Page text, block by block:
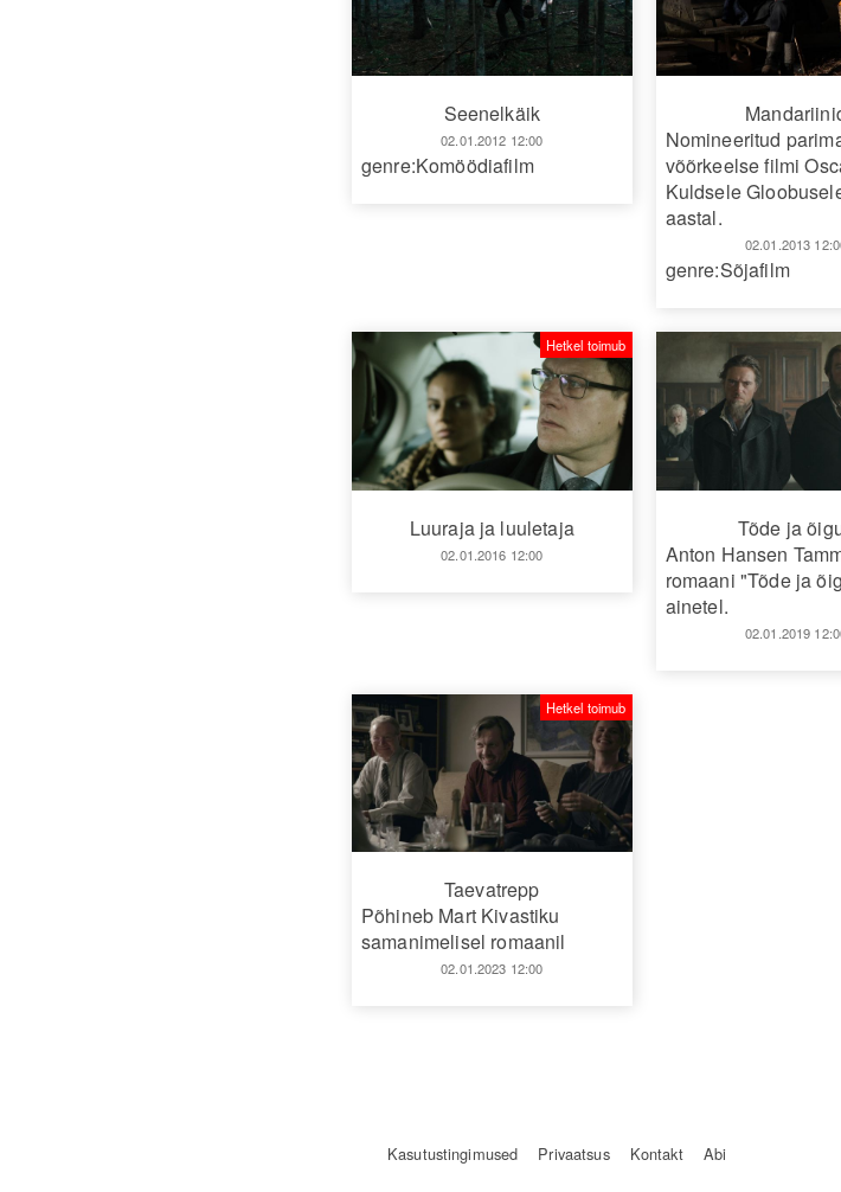
Seenelkäik
02.01.2012 12:00
genre:Komöödiafilm
Nomineeritud
võõrkeelse filmi
Kuldsele
aastal.
02.01.2013
genre:Sõjafilm
Luuraja ja luuletaja
02.01.2016 12:00
Hetkel toimub
Tõde ja
Anton Hansen
romaani "Tõde ja
ainetel.
02.01.2019
Taevatrepp
Põhineb Mart Kivastiku
samanimelisel romaanil
02.01.2023 12:00
Hetkel toimub
Kasutustingimused Privaatsus Kontakt Abi